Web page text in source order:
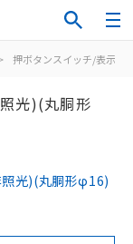
押ボタンスイッチ/表示灯
光)(丸胴形
光)(丸胴形φ16)